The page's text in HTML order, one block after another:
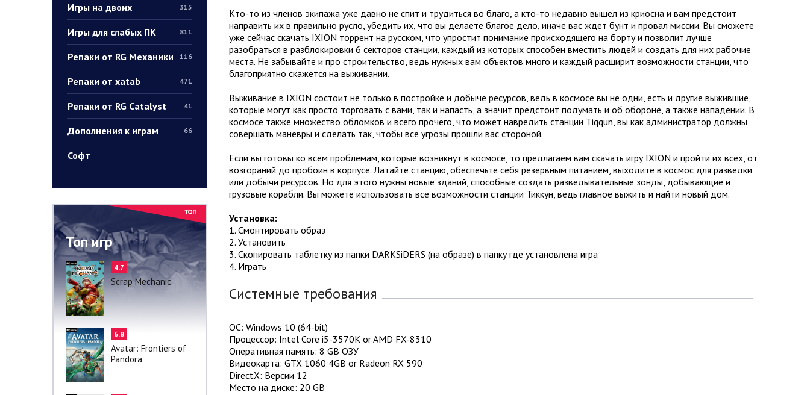
Игры на двоих 315
Игры для слабых ПК 811
Репаки от RG Механики 116
Репаки от xatab 471
Репаки от RG Catalyst 41
Дополнения к играм 66
Софт
Топ игр
4.7
Scrap Mechanic
6.8
Avatar: Frontiers of
Pandora
Кто-то из членов экипажа уже давно не спит и трудиться во благо, а кто-то недавно вышел из криосна и вам предстоит
направить их в правильно русло, убедить их, что вы делаете благое дело, иначе вас ждет бунт и провал миссии. Вы сможете
уже сейчас скачать IXION торрент на русском, что упростит понимание происходящего на борту и позволит лучше
разобраться в разблокировки 6 секторов станции, каждый из которых способен вместить людей и создать для них рабочие
места. Не забывайте и про строительство, ведь нужных вам объектов много и каждый расширит возможности станции, что
благоприятно скажется на выживании.
Выживание в IXION состоит не только в постройке и добыче ресурсов, ведь в космосе вы не одни, есть и другие выжившие,
которые могут как просто торговать с вами, так и напасть, а значит предстоит подумать и об обороне, а также нападении. В
космосе также множество обломков и всего прочего, что может навредить станции Tiqqun, вы как администратор должны
совершать маневры и сделать так, чтобы все угрозы прошли вас стороной.
Если вы готовы ко всем проблемам, которые возникнут в космосе, то предлагаем вам скачать игру IXION и пройти их всех, от
возгораний до пробоин в корпусе. Латайте станцию, обеспечьте себя резервным питанием, выходите в космос для разведки
или добычи ресурсов. Но для этого нужны новые зданий, способные создать разведывательные зонды, добывающие и
грузовые корабли. Вы можете использовать все возможности станции Тиккун, ведь главное выжить и найти новый дом.
Установка:
1. Смонтировать образ
2. Установить
3. Скопировать таблетку из папки DARKSiDERS (на образе) в папку где установлена игра
4. Играть
Системные требования
ОС: Windows 10 (64-bit)
Процессор: Intel Core i5-3570K or AMD FX-8310
Оперативная память: 8 GB ОЗУ
Видеокарта: GTX 1060 4GB or Radeon RX 590
DirectX: Версии 12
Место на диске: 20 GB